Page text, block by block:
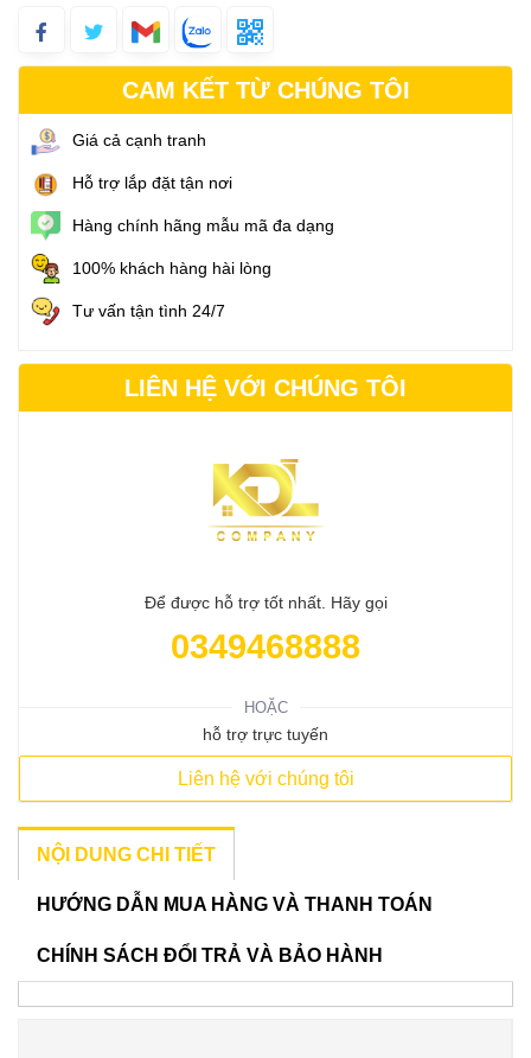
CAM KẾT TỪ CHÚNG TÔI
Giá cả cạnh tranh
Hỗ trợ lắp đặt tận nơi
Hàng chính hãng mẫu mã đa dạng
100% khách hàng hài lòng
Tư vấn tận tình 24/7
LIÊN HỆ VỚI CHÚNG TÔI
Để được hỗ trợ tốt nhất. Hãy gọi
0349468888
HOẶC
hỗ trợ trực tuyến
Liên hệ với chúng tôi
NỘI DUNG CHI TIẾT
HƯỚNG DẪN MUA HÀNG VÀ THANH TOÁN
CHÍNH SÁCH ĐỔI TRẢ VÀ BẢO HÀNH